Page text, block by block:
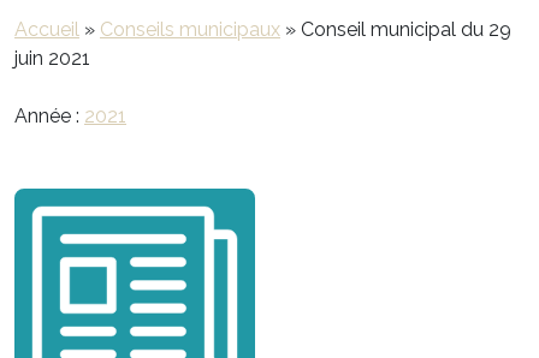
Accueil » Conseils municipaux » Conseil municipal du 29
juin 2021
Année : 2021